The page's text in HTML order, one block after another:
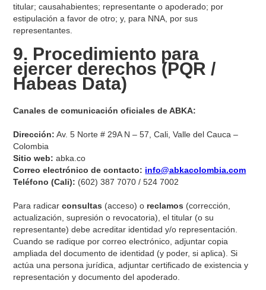
titular; causahabientes; representante o apoderado; por
estipulación a favor de otro; y, para NNA, por sus
representantes.
9. Procedimiento para
ejercer derechos (PQR /
Habeas Data)
Canales de comunicación oficiales de ABKA:
Dirección: Av. 5 Norte # 29A N – 57, Cali, Valle del Cauca –
Colombia
Sitio web: abka.co
Correo electrónico de contacto: info@abkacolombia.com
Teléfono (Cali): (602) 387 7070 / 524 7002
Para radicarconsultas (acceso) o reclamos (corrección,
actualización, supresión o revocatoria), el titular (o su
representante) debe acreditar identidad y/o representación.
Cuando se radique por correo electrónico, adjuntar copia
ampliada del documento de identidad (y poder, si aplica). Si
actúa una persona jurídica, adjuntar certificado de existencia y
representación y documento del apoderado.